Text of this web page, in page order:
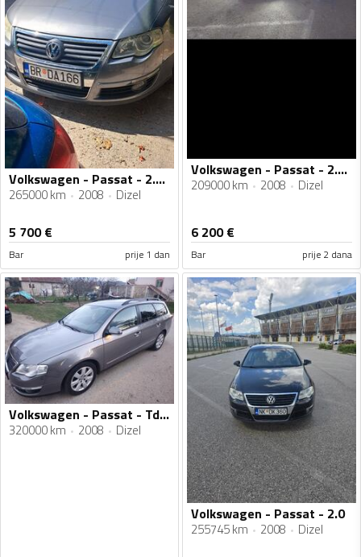
Volkswagen - Passat - 2.0 tdi
265000 km 2008 Dizel
5 700€
Bar prije 1 dan
Volkswagen - Passat - 2.0 tdi 103kv
209000 km 2008 Dizel
6 200€
Bar prije 2 dana
Volkswagen - Passat - Tdi Common rail
320000 km 2008 Dizel
Volkswagen - Passat - 2.0
255745 km 2008 Dizel